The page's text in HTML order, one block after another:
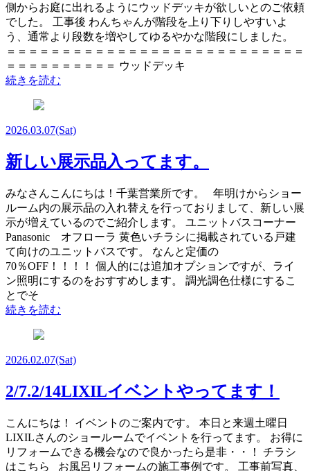
側からお庭に出れるようにウッドデッキが欲しいとのご依頼
でした。 工事後 わんちゃんが階段を上り下りしやすいよ
う、通常より段数を増やしてゆるやかな階段にしました。
＝＝＝＝＝＝＝＝＝＝＝＝＝＝＝＝＝＝＝＝＝＝＝＝＝＝＝
＝＝＝＝＝＝＝＝＝＝ ウッドデッキ
続きを読む
2026.03.07(Sat)
新しい展示品入ってます。
みなさんこんにちは！千葉営業所です。 年明けからショー
ルーム内の展示品の入れ替えを行っておりまして、新しい展
示が増えているのでご紹介します。 ユニットバスコーナー
Panasonic オフローラ 黄色いチラシに掲載されている戸建
て向けのユニットバスです。 なんと定価の
70％OFF！！！！ 個人的には追加オプションですが、ライ
ン照明にするのをおすすめします。 調光調色仕様にするこ
とでそ
続きを読む
2026.02.07(Sat)
2/7.2/14LIXILイベントやってます！
こんにちは！ イベントのご案内です。 本日と来週土曜日
LIXILさんのショールームでイベントを行ってます。 お得に
リフォームできる機会なので良かったら是非・・！ チラシ
はこちら お風呂リフォームの施工事例です。 工事前写真、